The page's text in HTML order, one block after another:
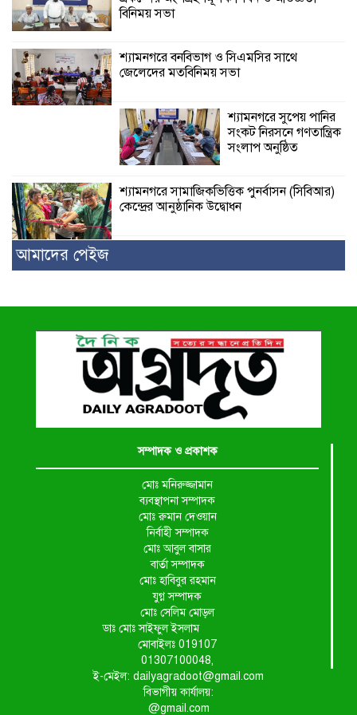
বিনিময় সভা
শ্যামনগরে বনবিভাগ ও সিএমসির সাথে
জেলেদের মতবিনিময় সভা
শ্যামনগরে সুপেয় পানির
সংকট নিরসনে গণতান্ত্রিক
সংলাপ অনুষ্ঠিত
শ্যামনগরে সামাজিকভিত্তিক পুনর্বাসন (সিবিআর)
কেন্দ্রের আনুষ্ঠানিক উদ্বোধন
আমাদের পেইজ
সম্পাদক ও প্রকাশক
মোঃ মনিরুজ্জামান
ব্যবস্থাপনা সম্পাদক
মোঃ রুমান দেওয়ান
নির্বাহী সম্পাদক
মোঃ আবুল বাসার
বার্তা সম্পাদক
মোঃ হাবিবুর রহমান
যুগ্ন সম্পাদক
মোঃ সেলিম মোড়ল
ডাঃ মোঃ সাইফুল ইসলাম
মোবাইলঃ 019107
01307100048,
ই-মেইল: dailyagradoot@gmail.com
বিভাগীয় কার্যালয়:
@gmail.com